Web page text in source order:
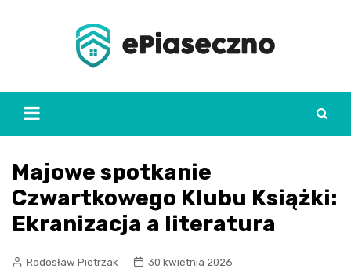
Majowe spotkanie
Czwartkowego Klubu Książki:
Ekranizacja a literatura
Radosław Pietrzak
30 kwietnia 2026